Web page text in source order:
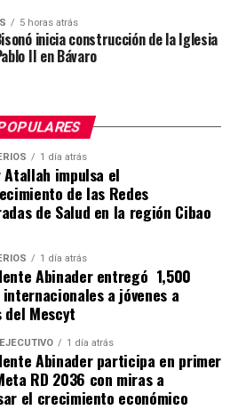
5 horas atrás
inicia construcción de la Iglesia
II en Bávaro
1 día atrás
impulsa el
de las Redes
de Salud en la región Cibao
1 día atrás
Abinader entregó 1,500
internacionales a jóvenes a
del Mescyt
1 día atrás
Abinader participa en primer
RD 2036 con miras a
el crecimiento económico